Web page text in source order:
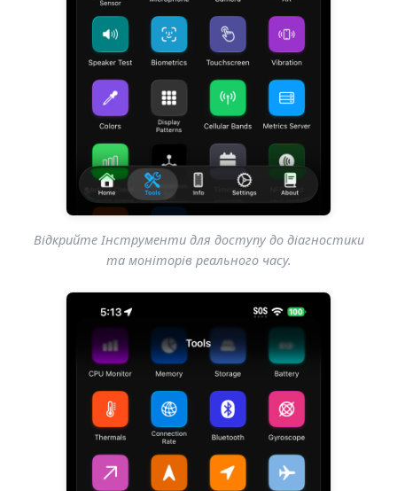
Відкрийте Інструменти для доступу до діагностики
та моніторів реального часу.